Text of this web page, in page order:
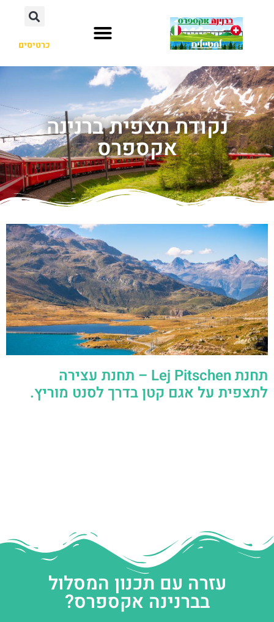
כרטיסים
נקודת תצפית ברנינה
אקספרס
תחנת Lej Pitschen – תחנת עצירה
לתצפית על אגם קטן בדרך לסנט מוריץ.
עזרה עם תכנון המסלול
בברנינה אקספרס?